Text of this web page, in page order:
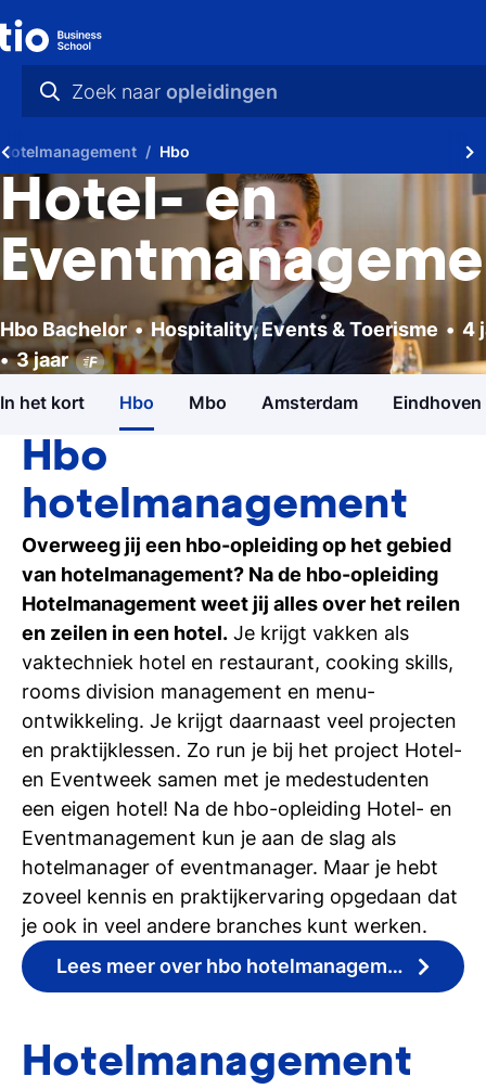
Zoek naar opleidingen
videos
nieuws
opleidingen
Hotelmanagement Hbo
Hbo Bachelor Hospitality, Events & Toerisme
Hotel- en
Hbo Bachelor Hospitality, Events & Toerisme
4
3 jaar
In het kort Hbo Mbo Amsterdam Eindhoven
Studiekeuzetest
Hulp nodig bij het kiezen van je studie?
Ontvang meer informatie over onze
opleidingen
Open dagen
Ontdek Tio's opleidingen op de open dag
Meelopen/Proefstuderen
Ontdek hoe het is om student bij Tio te
zijn
Persoonlijk gesprek
Stel al jouw vragen in een 1-op-1-gesprek
Inschrijven studie
Weet je het al? Schrijf je dan in bij Tio
Hbo
hotelmanagement
Overweeg jij een hbo-opleiding op het gebied
van hotelmanagement? Na de hbo-opleiding
Hotelmanagement weet jij alles over het reilen
en zeilen in een hotel. Je krijgt vakken als
vaktechniek hotel en restaurant, cooking skills,
rooms division management en menu-
ontwikkeling. Je krijgt daarnaast veel projecten
en praktijklessen. Zo run je bij het project Hotel-
en Eventweek samen met je medestudenten
een eigen hotel! Na de hbo-opleiding Hotel- en
Eventmanagement kun je aan de slag als
hotelmanager of eventmanager. Maar je hebt
zoveel kennis en praktijkervaring opgedaan dat
je ook in veel andere branches kunt werken.
Lees meer over hbo hotelmanagement
Hotelmanagement